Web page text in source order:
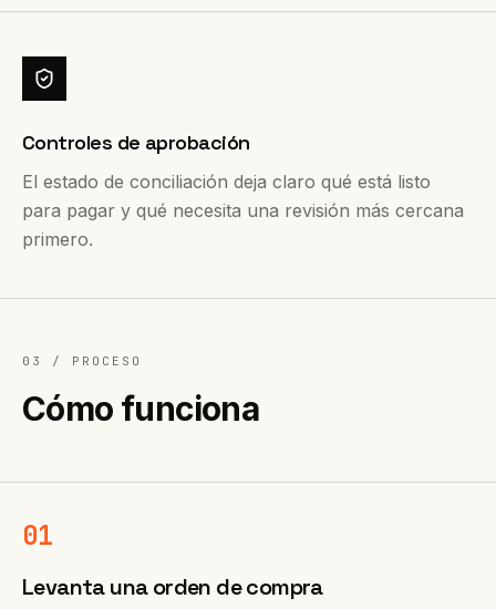
Controles de aprobación
El estado de conciliación deja claro qué está listo
para pagar y qué necesita una revisión más cercana
primero.
03 / PROCESO
Cómo funciona
01
Levanta una orden de compra